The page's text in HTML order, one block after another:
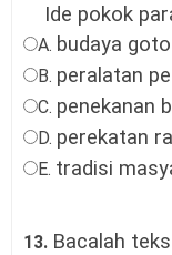
Ide pokok
A. budaya
B. peralatan
C. penekanan
D. perekatan
E. tradisi
13. Bacalah teks